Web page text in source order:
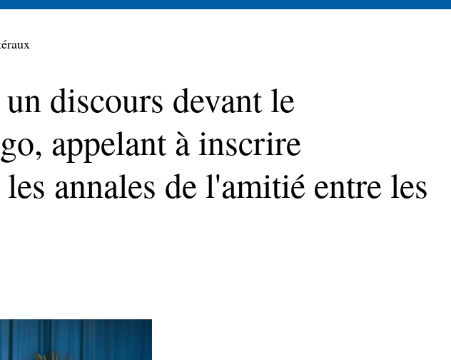
عربي
discours devant le
appelant à inscrire
annales de l'amitié entre les